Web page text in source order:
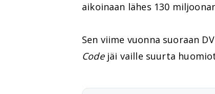
aikoinaan lähes 130
Sen viime vuonna suoraan
Codejäi vaille suurta